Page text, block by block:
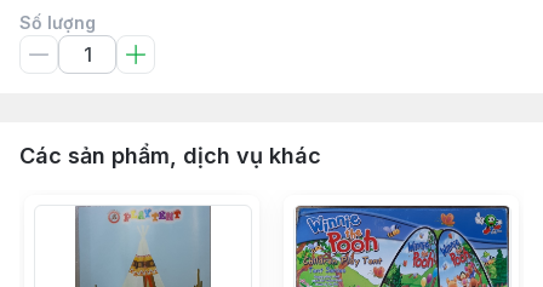
Số lượng
Các sản phẩm, dịch vụ khác